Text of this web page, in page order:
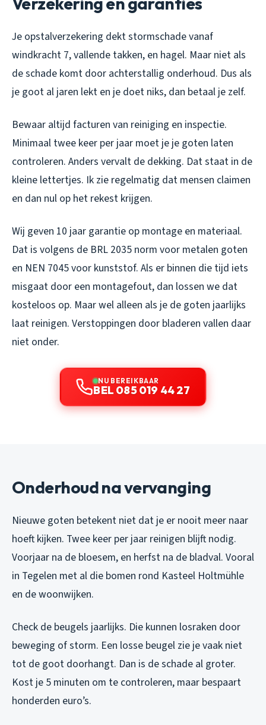
Je opstalverzekering dekt stormschade vanaf
windkracht 7, vallende takken, en hagel. Maar niet als
de schade komt door achterstallig onderhoud. Dus als
je goot al jaren lekt en je doet niks, dan betaal je zelf.
Bewaar altijd facturen van reiniging en inspectie.
Minimaal twee keer per jaar moet je je goten laten
controleren. Anders vervalt de dekking. Dat staat in de
kleine lettertjes. Ik zie regelmatig dat mensen claimen
en dan nul op het rekest krijgen.
Wij geven 10 jaar garantie op montage en materiaal.
Dat is volgens de BRL 2035 norm voor metalen goten
en NEN 7045 voor kunststof. Als er binnen die tijd iets
misgaat door een montagefout, dan lossen we dat
kosteloos op. Maar wel alleen als je de goten jaarlijks
laat reinigen. Verstoppingen door bladeren vallen daar
niet onder.
NU BEREIKBAAR
BEL 085 019 44 27
Onderhoud na vervanging
Nieuwe goten betekent niet dat je er nooit meer naar
hoeft kijken. Twee keer per jaar reinigen blijft nodig.
Voorjaar na de bloesem, en herfst na de bladval. Vooral
in Tegelen met al die bomen rond Kasteel Holtmühle
en de woonwijken.
Check de beugels jaarlijks. Die kunnen losraken door
beweging of storm. Een losse beugel zie je vaak niet
tot de goot doorhangt. Dan is de schade al groter.
Kost je 5 minuten om te controleren, maar bespaart
honderden euro’s.